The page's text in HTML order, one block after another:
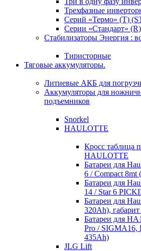
Трехфазные
Серий «Термо» (T)
Серии «Стандарт» (R)
Стабилизаторы Энергия :
Тиристорные
Тяговые аккумуляторы.
Литиевые АКБ для
Аккумуляторы для
подъемников
Snorkel
HAULOTTE
Кросc таблица
HAULOTTE
Батареи для
6 / Compact 8mt
Батареи для
14 / Star 6
Батареи для
320Ah), габарит
Батареи для
Pro / SIGMA16,
435Ah)
JLG Lift